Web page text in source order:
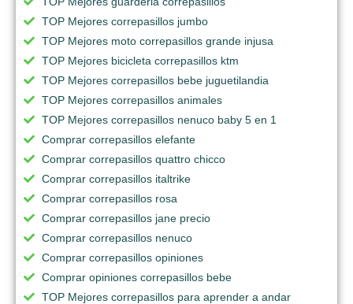
TOP Mejores correpasillos jumbo
TOP Mejores moto correpasillos grande injusa
TOP Mejores bicicleta correpasillos ktm
TOP Mejores correpasillos bebe juguetilandia
TOP Mejores correpasillos animales
TOP Mejores correpasillos nenuco baby 5 en 1
Comprar correpasillos elefante
Comprar correpasillos quattro chicco
Comprar correpasillos italtrike
Comprar correpasillos rosa
Comprar correpasillos jane precio
Comprar correpasillos nenuco
Comprar correpasillos opiniones
Comprar opiniones correpasillos bebe
TOP Mejores correpasillos para aprender a andar